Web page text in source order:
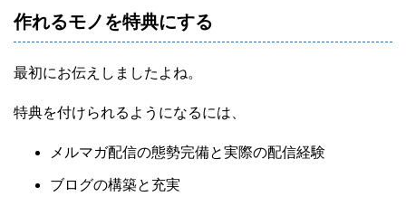
作れるモノを特典にする
最初にお伝えしましたよね。
特典を付けられるようになるには、
メルマガ配信の態勢完備と実際の配信経験
ブログの構築と充実